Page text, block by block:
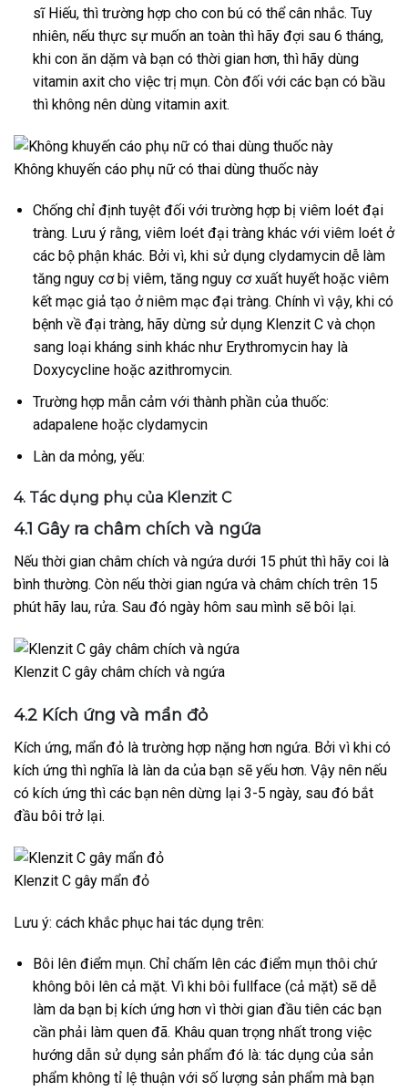
sĩ Hiếu, thì trường hợp cho con bú có thể cân nhắc. Tuy
nhiên, nếu thực sự muốn an toàn thì hãy đợi sau 6 tháng,
khi con ăn dặm và bạn có thời gian hơn, thì hãy dùng
vitamin axit cho việc trị mụn. Còn đối với các bạn có bầu
thì không nên dùng vitamin axit.
Không khuyến cáo phụ nữ có thai dùng thuốc này
Chống chỉ định tuyệt đối với trường hợp bị viêm loét đại
tràng. Lưu ý rằng, viêm loét đại tràng khác với viêm loét ở
các bộ phận khác. Bởi vì, khi sử dụng clydamycin dễ làm
tăng nguy cơ bị viêm, tăng nguy cơ xuất huyết hoặc viêm
kết mạc giả tạo ở niêm mạc đại tràng. Chính vì vậy, khi có
bệnh về đại tràng, hãy dừng sử dụng Klenzit C và chọn
sang loại kháng sinh khác như Erythromycin hay là
Doxycycline hoặc azithromycin.
Trường hợp mẫn cảm với thành phần của thuốc:
adapalene hoặc clydamycin
Làn da mỏng, yếu:
4. Tác dụng phụ của Klenzit C
4.1 Gây ra châm chích và ngứa
Nếu thời gian châm chích và ngứa dưới 15 phút thì hãy coi là
bình thường. Còn nếu thời gian ngứa và châm chích trên 15
phút hãy lau, rửa. Sau đó ngày hôm sau mình sẽ bôi lại.
Klenzit C gây châm chích và ngứa
4.2 Kích ứng và mẩn đỏ
Kích ứng, mẩn đỏ là trường hợp nặng hơn ngứa. Bởi vì khi có
kích ứng thì nghĩa là làn da của bạn sẽ yếu hơn. Vậy nên nếu
có kích ứng thì các bạn nên dừng lại 3-5 ngày, sau đó bắt
đầu bôi trở lại.
Klenzit C gây mẩn đỏ
Lưu ý: cách khắc phục hai tác dụng trên:
Bôi lên điểm mụn. Chỉ chấm lên các điểm mụn thôi chứ
không bôi lên cả mặt. Vì khi bôi fullface (cả mặt) sẽ dễ
làm da bạn bị kích ứng hơn vì thời gian đầu tiên các bạn
cần phải làm quen đã. Khâu quan trọng nhất trong việc
hướng dẫn sử dụng sản phẩm đó là: tác dụng của sản
phẩm không tỉ lệ thuận với số lượng sản phẩm mà bạn